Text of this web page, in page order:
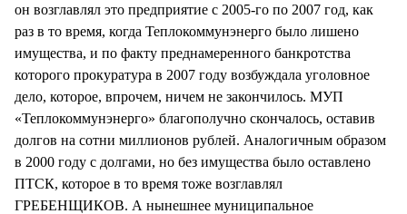
он возглавлял это предприятие с 2005-го по 2007 год, как
раз в то время, когда Теплокоммунэнерго было лишено
имущества, и по факту преднамеренного банкротства
которого прокуратура в 2007 году возбуждала уголовное
дело, которое, впрочем, ничем не закончилось. МУП
«Теплокоммунэнерго» благополучно скончалось, оставив
долгов на сотни миллионов рублей. Аналогичным образом
в 2000 году с долгами, но без имущества было оставлено
ПТСК, которое в то время тоже возглавлял
ГРЕБЕНЩИКОВ. А нынешнее муниципальное